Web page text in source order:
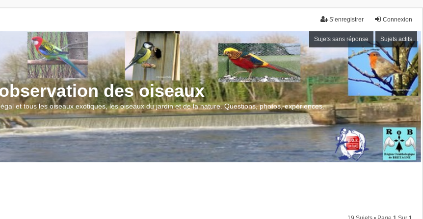
Connexion
S’enregistrer
Sujets sans réponse Sujets actifs
des oiseaux
et tous les oiseaux exotiques, les oiseaux du jardin et de la nature. Questions, photos, expériences.